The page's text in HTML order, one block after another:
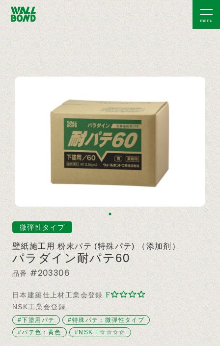
微弾性タイプ
壁紙施工用 粉末パテ (特殊パテ) （添加剤）
パラダイン耐パテ60
品番#203306
日本建築仕上材工業会登録
NSK工業会登録
#下塗用パテ
#特殊パテ：微弾性タイプ
#パテ色：黄色
#NSK F☆☆☆☆